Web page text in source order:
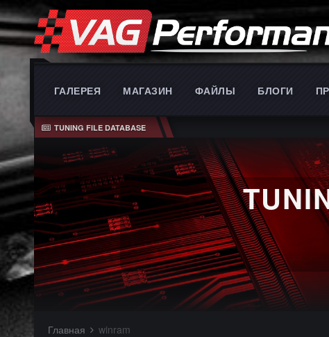
ГАЛЕРЕЯ МАГАЗИН ФАЙЛЫ БЛОГИ
TUNING FILE DATABASE
Главная winram